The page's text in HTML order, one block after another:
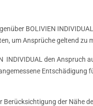
BOLIVIEN
um Ansprüche geltend zu
den Anspruch
der Nähe